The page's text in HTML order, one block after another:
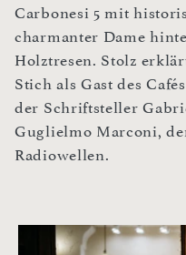
Carbonesi 5 mit
charmanter Dame
Holztresen. Stolz
Stich als Gast des
der Schriftsteller
Guglielmo Marconi,
Radiowellen.